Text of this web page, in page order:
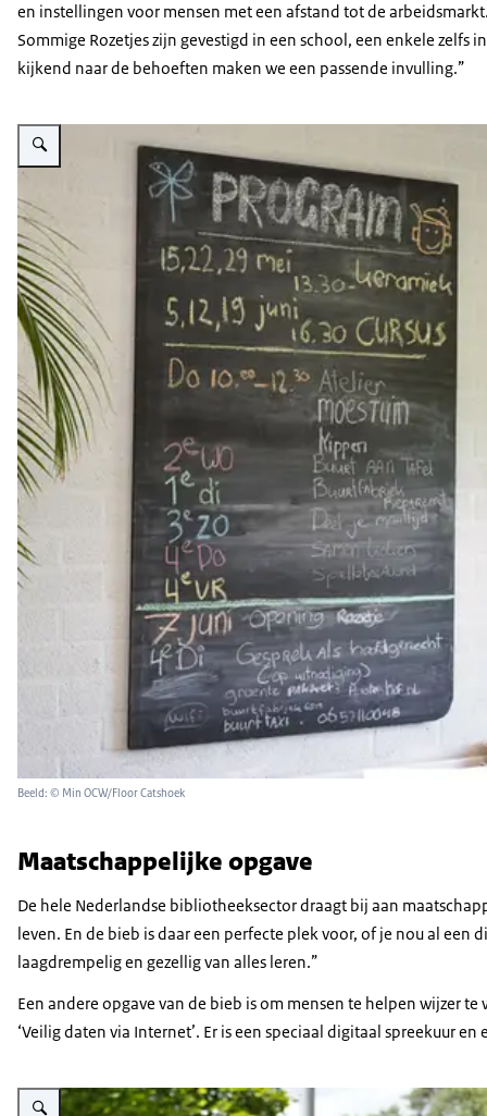
en instellingen voor mensen met een afstand tot de
Sommige Rozetjes zijn gevestigd in een school, een enkele
kijkend naar de behoeften maken we een passende invulling.”
Vergroot afbeelding Twee foto's, links een bord met alle activiteiten in
Beeld: © Min OCW/Floor Catshoek
Maatschappelijke opgave
De hele Nederlandse bibliotheeksector draagt bij aan
leven. En de bieb is daar een perfecte plek voor, of je nou al
laagdrempelig en gezellig van alles leren.”
Een andere opgave van de bieb is om mensen te helpen wijzer
‘Veilig daten via Internet’. Er is een speciaal digitaal spreekuur
Vergroot afbeelding Twee foto's, links een bord met welkom in Rozet